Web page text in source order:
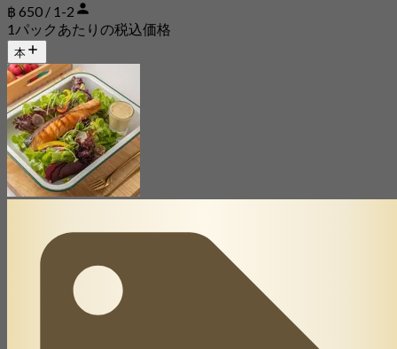
฿ 650 / 1-2
1パックあたりの税込価格
本